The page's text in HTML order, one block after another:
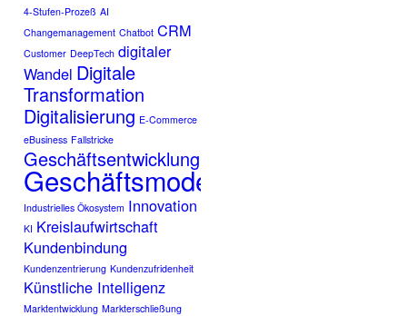
4-Stufen-Prozeß AI
Changemanagement Chatbot CRM
Customer DeepTech digitaler
Wandel Digitale
Transformation
Digitalisierung E-Commerce
eBusiness Fallstricke
Geschäftsentwicklung
Geschäftsmodell
Industrielles Ökosystem Innovation
KI Kreislaufwirtschaft
Kundenbindung
Kundenzentrierung Kundenzufridenheit
Künstliche Intelligenz
Marktentwicklung Markterschließung